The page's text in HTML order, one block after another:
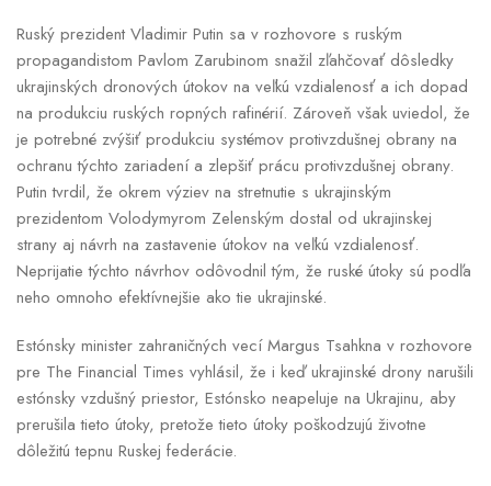
Ruský prezident Vladimir Putin sa v rozhovore s ruským
propagandistom Pavlom Zarubinom snažil zľahčovať dôsledky
ukrajinských dronových útokov na veľkú vzdialenosť a ich dopad
na produkciu ruských ropných rafinérií. Zároveň však uviedol, že
je potrebné zvýšiť produkciu systémov protivzdušnej obrany na
ochranu týchto zariadení a zlepšiť prácu protivzdušnej obrany.
Putin tvrdil, že okrem výziev na stretnutie s ukrajinským
prezidentom Volodymyrom Zelenským dostal od ukrajinskej
strany aj návrh na zastavenie útokov na veľkú vzdialenosť.
Neprijatie týchto návrhov odôvodnil tým, že ruské útoky sú podľa
neho omnoho efektívnejšie ako tie ukrajinské.
Estónsky minister zahraničných vecí Margus Tsahkna v rozhovore
pre The Financial Times vyhlásil, že i keď ukrajinské drony narušili
estónsky vzdušný priestor, Estónsko neapeluje na Ukrajinu, aby
prerušila tieto útoky, pretože tieto útoky poškodzujú životne
dôležitú tepnu Ruskej federácie.